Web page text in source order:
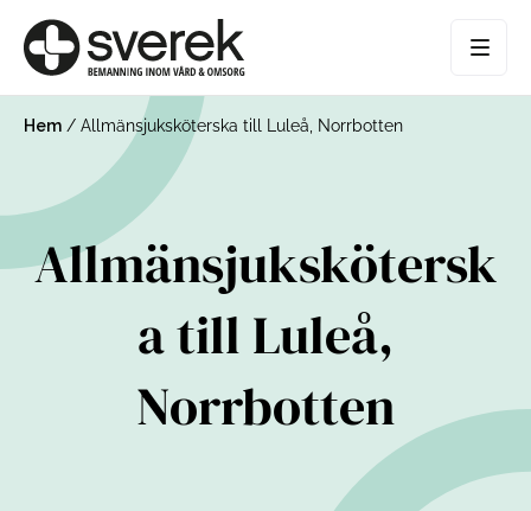
Hem / Allmänsjuksköterska till Luleå, Norrbotten
Allmänsjukskötersk
a till Luleå,
Norrbotten